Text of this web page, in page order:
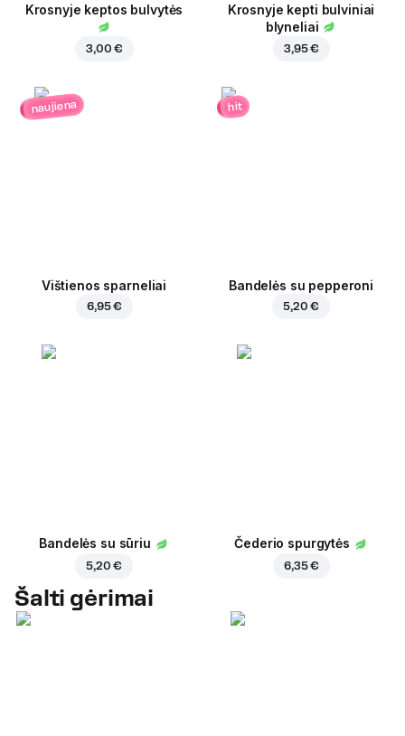
Krosnyje keptos bulvytės
3,00 €
Krosnyje kepti bulviniai
blyneliai
3,95 €
naujiena
Vištienos sparneliai
6,95 €
hit
Bandelės su pepperoni
5,20 €
Bandelės su sūriu
5,20 €
Čederio spurgytės
6,35 €
Šalti gėrimai